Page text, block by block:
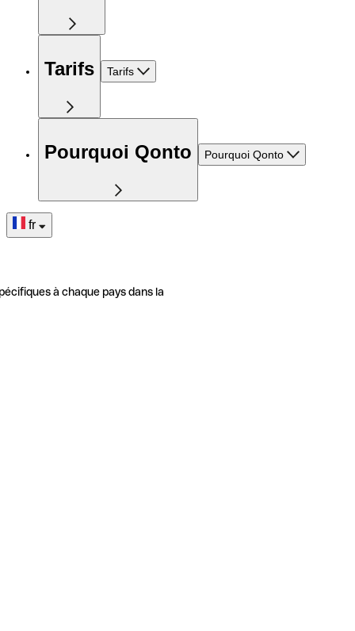
Tarifs Tarifs
Pourquoi Qonto Pourquoi Qonto
fr
à chaque pays dans la